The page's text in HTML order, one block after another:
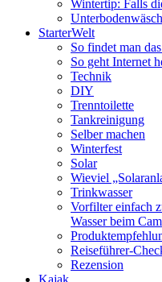
Wintertip: Falls
StarterWelt
So findet man
So geht Internet
Technik
DIY
Trenntoilette
Tankreinigung
Selber machen
Winterfest
Solar
Wieviel
Trinkwasser
Vorfilter einfach
Wasser beim
Reiseführer-
Rezension
Kajak